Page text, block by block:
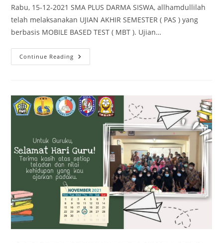
Rabu, 15-12-2021 SMA PLUS DARMA SISWA, allhamdullilah
telah melaksanakan UJIAN AKHIR SEMESTER ( PAS ) yang
berbasis MOBILE BASED TEST ( MBT ). Ujian…
Continue Reading MENGIMPLEMENTASIKAN
PERKEMBANGAN
DI
SMA
PLUS
DARMA